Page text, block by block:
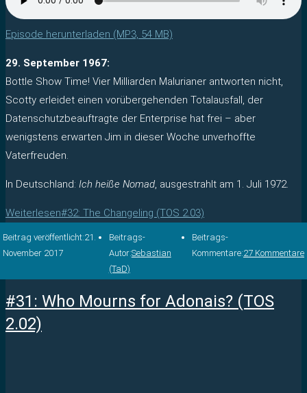
Episode herunterladen (MP3, 54 MB)
29. September 1967:
Bottle Show Time! Vier Milliarden Malurianer antworten nicht,
Scotty erleidet einen vorübergehenden Totalausfall, der
Datenschutzbeauftragte der Enterprise hat frei – aber
wenigstens erwarten Jim in dieser Woche unverhoffte
Vaterfreuden.
In Deutschland: Ich heiße Nomad , ausgestrahlt am 1. Juli 1972.
Weiterlesen#32: The Changeling (TOS 2.03)
Beitrag veröffentlicht:21.
November 2017
Beitrags-
Autor:Sebastian
(TaD)
Beitrags-
Kommentare:27 Kommentare
#31: Who Mourns for Adonais? (TOS
2.02)